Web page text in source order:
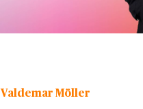
Valdemar Möller